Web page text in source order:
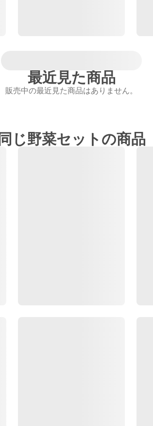
最近見た商品
販売中の最近見た商品はありません。
同じ野菜セットの商品